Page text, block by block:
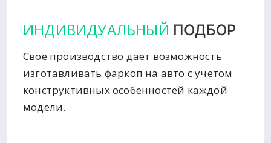
ИНДИВИДУАЛЬНЫЙ ПОДБОР
Свое производство дает возможность
изготавливать фаркоп на авто с учетом
конструктивных особенностей каждой
модели.